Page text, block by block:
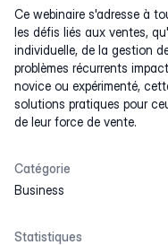
Ce webinaire s'adresse à
les défis liés aux ventes,
individuelle, de la gestion
problèmes récurrents
novice ou expérimenté,
solutions pratiques pour
de leur force de vente.
Catégorie
Business
Statistiques